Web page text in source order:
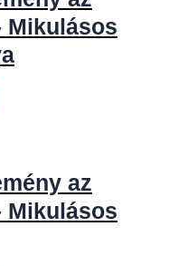
Mikulásos
az
Mikulásos